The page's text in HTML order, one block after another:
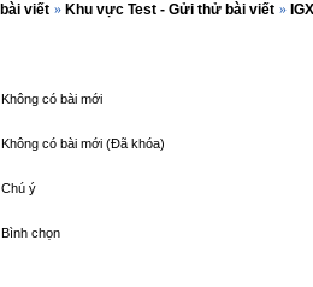
viết » Khu vực Test - Gửi thử bài viết »
Không có bài mới
Không có bài mới (Đã khóa)
Chú ý
Bình chọn